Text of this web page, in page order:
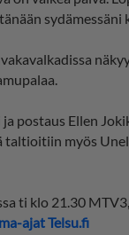
postaus Ellen
taltioitiin myös
ti klo 21.30
ajat Telsu.fi